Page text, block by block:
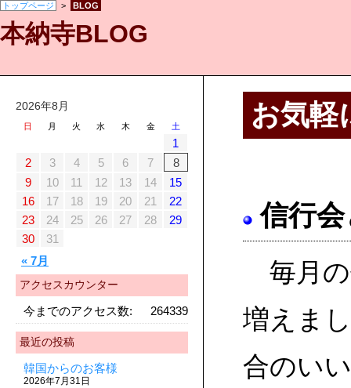
本納寺BLOG
トップページ > BLOG
2026年8月
日 月 火 水 木 金 土
« 7月
1
2
3 4 5 6 7
8
9
10 11 12 13 14
15
16
17 18 19 20 21
22
23
24 25 26 27 28
29
30
31
アクセスカウンター
264339
今までのアクセス数:
最近の投稿
韓国からのお客様
2026年7月31日
お気軽
信行
毎月の
増えま
合のい